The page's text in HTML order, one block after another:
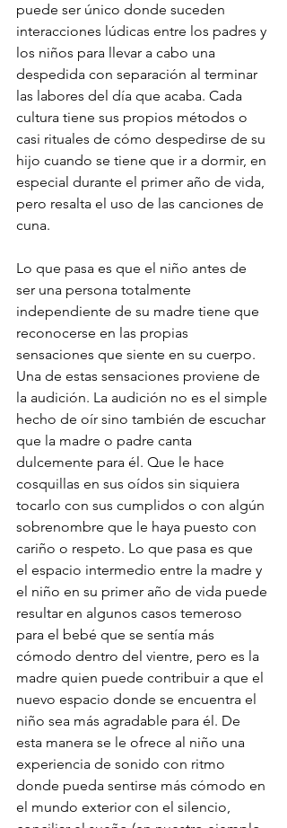
puede ser único donde suceden
interacciones lúdicas entre los padres y
los niños para llevar a cabo una
despedida con separación al terminar
las labores del día que acaba. Cada
cultura tiene sus propios métodos o
casi rituales de cómo despedirse de su
hijo cuando se tiene que ir a dormir, en
especial durante el primer año de vida,
pero resalta el uso de las canciones de
cuna.
Lo que pasa es que el niño antes de
ser una persona totalmente
independiente de su madre tiene que
reconocerse en las propias
sensaciones que siente en su cuerpo.
Una de estas sensaciones proviene de
la audición. La audición no es el simple
hecho de oír sino también de escuchar
que la madre o padre canta
dulcemente para él. Que le hace
cosquillas en sus oídos sin siquiera
tocarlo con sus cumplidos o con algún
sobrenombre que le haya puesto con
cariño o respeto. Lo que pasa es que
el espacio intermedio entre la madre y
el niño en su primer año de vida puede
resultar en algunos casos temeroso
para el bebé que se sentía más
cómodo dentro del vientre, pero es la
madre quien puede contribuir a que el
nuevo espacio donde se encuentra el
niño sea más agradable para él. De
esta manera se le ofrece al niño una
experiencia de sonido con ritmo
donde pueda sentirse más cómodo en
el mundo exterior con el silencio,